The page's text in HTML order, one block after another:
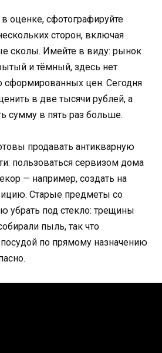
оценке, сфотографируйте
сторон, включая
сколы. Имейте в виду: рынок
и тёмный, здесь нет
сформированных цен. Сегодня
в две тысячи рублей, а
сумму в пять раз больше.
продавать антикварную
пользоваться сервизом дома
— например, создать на
Старые предметы со
убрать под стекло: трещины
пыль, так что
посудой по прямому назначению